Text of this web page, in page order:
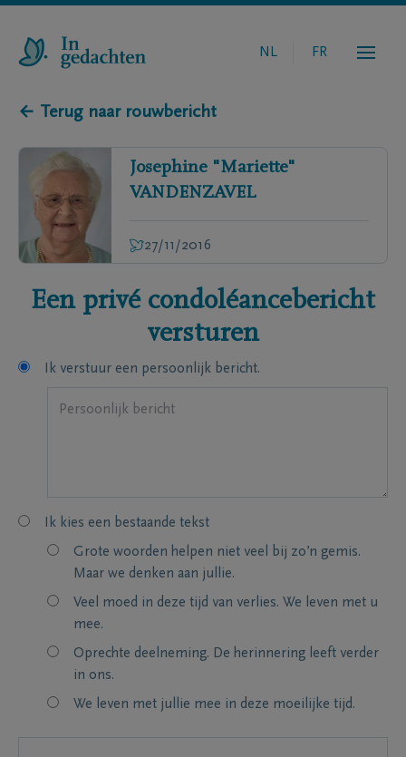
NL FR
← Terug naar rouwbericht
Josephine "Mariette"
VANDENZAVEL
27/11/2016
Een privé condoléancebericht
versturen
Ik verstuur een persoonlijk bericht.
Ik kies een bestaande tekst
Grote woorden helpen niet veel bij zo’n gemis.
Maar we denken aan jullie.
Veel moed in deze tijd van verlies. We leven met u
mee.
Oprechte deelneming. De herinnering leeft verder
in ons.
We leven met jullie mee in deze moeilijke tijd.